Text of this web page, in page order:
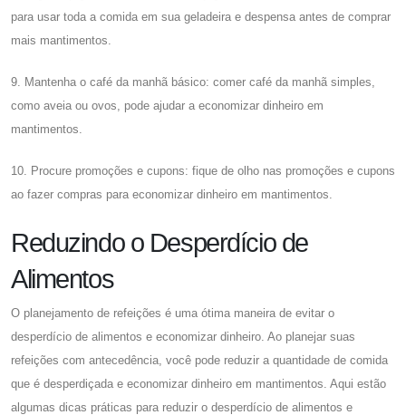
para usar toda a comida em sua geladeira e despensa antes de comprar
mais mantimentos.
9. Mantenha o café da manhã básico: comer café da manhã simples,
como aveia ou ovos, pode ajudar a economizar dinheiro em
mantimentos.
10. Procure promoções e cupons: fique de olho nas promoções e cupons
ao fazer compras para economizar dinheiro em mantimentos.
Reduzindo o Desperdício de
Alimentos
O planejamento de refeições é uma ótima maneira de evitar o
desperdício de alimentos e economizar dinheiro. Ao planejar suas
refeições com antecedência, você pode reduzir a quantidade de comida
que é desperdiçada e economizar dinheiro em mantimentos. Aqui estão
algumas dicas práticas para reduzir o desperdício de alimentos e